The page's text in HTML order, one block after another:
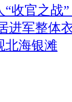
“收官之战
进军整体
北海银滩